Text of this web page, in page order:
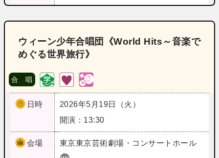
ウィーン少年合唱団《World Hits～音楽で
めぐる世界旅行》
合 唱
日時
2026年5月19日（火）
開演：13:30
会場 東京東京芸術劇場・コンサートホール